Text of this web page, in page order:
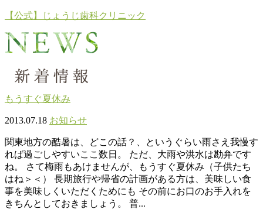
【公式】じょうじ歯科クリニック
もうすぐ夏休み
2013.07.18 お知らせ
関東地方の酷暑は、どこの話？、というぐらい雨さえ我慢す
れば過ごしやすいここ数日。 ただ、大雨や洪水は勘弁です
ね。 さて梅雨もあけませんが、もうすぐ夏休み（子供たち
はね＞＜） 長期旅行や帰省の計画がある方は、美味しい食
事を美味しくいただくためにも その前にお口のお手入れを
きちんとしておきましょう。 普...